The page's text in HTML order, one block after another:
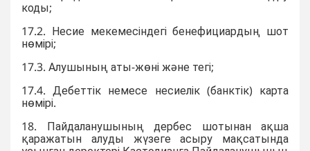
коды;
17.2. Несие мекемесіндегі бенефициардың шот
нөмірі;
17.3. Алушының аты-жөні және тегі;
17.4. Дебеттік немесе несиелік (банктік) карта
нөмірі.
18. Пайдаланушының дербес шотынан ақша
қаражатын алуды жүзеге асыру мақсатында